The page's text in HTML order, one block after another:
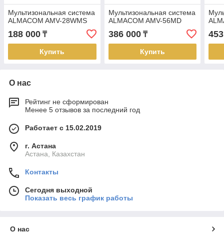
Мультизональная система
ALMACOM AMV-28WMS
188 000 ₸
Купить
Мультизональная система
ALMACOM AMV-56MD
386 000₸
Купить
О нас
Рейтинг не сформирован
Менее 5 отзывов за последний год
Работает с 15.02.2019
г. Астана
Астана, Казахстан
Контакты
Сегодня выходной
Показать весь график работы
О нас